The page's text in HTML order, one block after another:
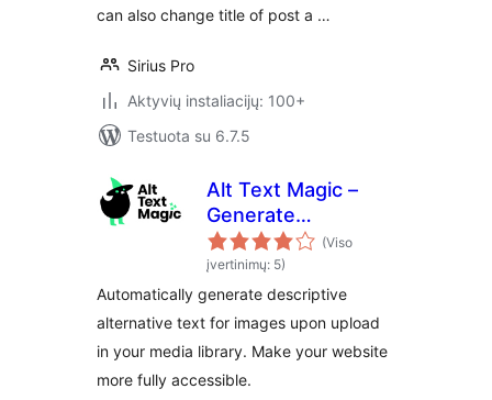
can also change title of post a …
Sirius Pro
Aktyvių instaliacijų: 100+
Testuota su 6.7.5
Alt Text Magic –
Generate
descriptive alt text
(alt attribute, alt
tag) for
accessibility and
SEO optimization
(Viso
įvertinimų: 5)
Automatically generate descriptive
alternative text for images upon upload
in your media library. Make your website
more fully accessible.